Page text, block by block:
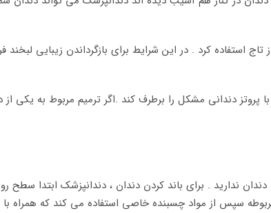
استفاده کرد . در این شرایط برای بازگرداندن زیبایی
دندانی مشکل را برطرف کند .اگر ترمیم مربوط به یکی
ندارید . برای باند کردن دندان ، دندانپزشک ابتدا
سپس از مواد چسبنده خاصی استفاده می کند که همراه